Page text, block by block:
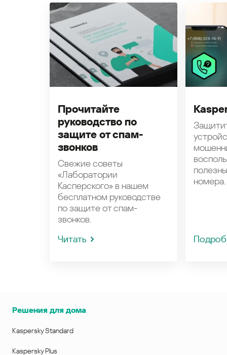
Прочитайте
руководство по
защите от спам-
звонков
Свежие советы
«Лаборатории
Касперского» в нашем
бесплатном руководстве
по защите от спам-
звонков.
Читать
номера.
Решения для дома
Kaspersky Standard
Kaspersky Plus